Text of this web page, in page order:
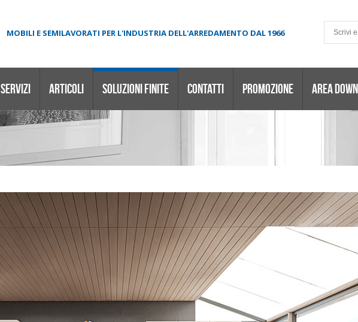
MOBILI E SEMILAVORATI PER L'INDUSTRIA DELL'ARREDAMENTO DAL 1966
SERVIZI ARTICOLI SOLUZIONI FINITE CONTATTI PROMOZIONE AREA